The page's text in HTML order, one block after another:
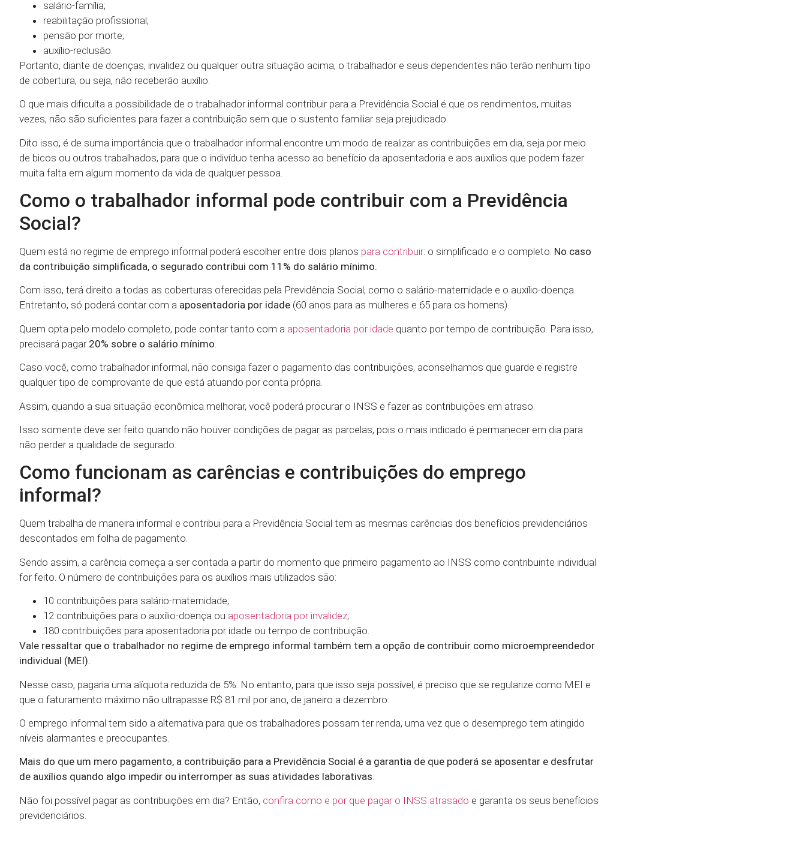
salário-família;
reabilitação profissional;
pensão por morte;
auxílio-reclusão.
Portanto, diante de doenças, invalidez ou qualquer outra situação acima, o trabalhador e seus dependentes não terão nenhum tipo
de cobertura, ou seja, não receberão auxílio.
O que mais dificulta a possibilidade de o trabalhador informal contribuir para a Previdência Social é que os rendimentos, muitas
vezes, não são suficientes para fazer a contribuição sem que o sustento familiar seja prejudicado.
Dito isso, é de suma importância que o trabalhador informal encontre um modo de realizar as contribuições em dia, seja por meio
de bicos ou outros trabalhados, para que o indivíduo tenha acesso ao benefício da aposentadoria e aos auxílios que podem fazer
muita falta em algum momento da vida de qualquer pessoa.
Como o trabalhador informal pode contribuir com a Previdência
Social?
Quem está no regime de emprego informal poderá escolher entre dois planos para contribuir: o simplificado e o completo. No caso
da contribuição simplificada, o segurado contribui com 11% do salário mínimo.
Com isso, terá direito a todas as coberturas oferecidas pela Previdência Social, como o salário-maternidade e o auxílio-doença.
Entretanto, só poderá contar com a aposentadoria por idade (60 anos para as mulheres e 65 para os homens).
Quem opta pelo modelo completo, pode contar tanto com a aposentadoria por idade quanto por tempo de contribuição. Para isso,
precisará pagar 20% sobre o salário mínimo
Caso você, como trabalhador informal, não consiga fazer o pagamento das contribuições, aconselhamos que guarde e registre
qualquer tipo de comprovante de que está atuando por conta própria.
Assim, quando a sua situação econômica melhorar, você poderá procurar o INSS e fazer as contribuições em atraso.
Isso somente deve ser feito quando não houver condições de pagar as parcelas, pois o mais indicado é permanecer em dia para
não perder a qualidade de segurado.
Como funcionam as carências e contribuições do emprego
informal?
Quem trabalha de maneira informal e contribui para a Previdência Social tem as mesmas carências dos benefícios previdenciários
descontados em folha de pagamento.
Sendo assim, a carência começa a ser contada a partir do momento que primeiro pagamento ao INSS como contribuinte individual
for feito. O número de contribuições para os auxílios mais utilizados são:
10 contribuições para salário-maternidade;
12 contribuições para o auxílio-doença ou aposentadoria por invalidez;
180 contribuições para aposentadoria por idade ou tempo de contribuição.
Vale ressaltar que o trabalhador no regime de emprego informal também tem a opção de contribuir como microempreendedor
individual (MEI).
Nesse caso, pagaria uma alíquota reduzida de 5%. No entanto, para que isso seja possível, é preciso que se regularize como MEI e
que o faturamento máximo não ultrapasse R$ 81 mil por ano, de janeiro a dezembro.
O emprego informal tem sido a alternativa para que os trabalhadores possam ter renda, uma vez que o desemprego tem atingido
níveis alarmantes e preocupantes.
Mais do que um mero pagamento, a contribuição para a Previdência Social é a garantia de que poderá se aposentar e desfrutar
de auxílios quando algo impedir ou interromper as suas atividades laborativas.
Não foi possível pagar as contribuições em dia? Então, confira como e por que pagar o INSS atrasado e garanta os seus benefícios
previdenciários.